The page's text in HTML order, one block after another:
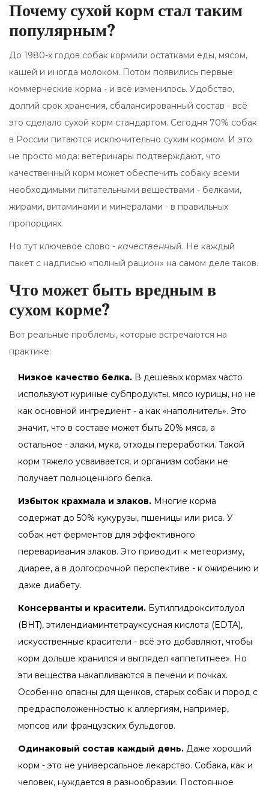
Почему сухой корм стал таким
популярным?
До 1980-х годов собак кормили остатками еды, мясом,
кашей и иногда молоком. Потом появились первые
коммерческие корма - и всё изменилось. Удобство,
долгий срок хранения, сбалансированный состав - всё
это сделало сухой корм стандартом. Сегодня 70% собак
в России питаются исключительно сухим кормом. И это
не просто мода: ветеринары подтверждают, что
качественный корм может обеспечить собаку всеми
необходимыми питательными веществами - белками,
жирами, витаминами и минералами - в правильных
пропорциях.
Но тут ключевое слово - качественный. Не каждый
пакет с надписью «полный рацион» на самом деле таков.
Что может быть вредным в
сухом корме?
Вот реальные проблемы, которые встречаются на
практике:
Низкое качество белка. В дешёвых кормах часто
используют куриные субпродукты, мясо курицы, но не
как основной ингредиент - а как «наполнитель». Это
значит, что в составе может быть 20% мяса, а
остальное - злаки, мука, отходы переработки. Такой
корм тяжело усваивается, и организм собаки не
получает полноценного белка.
Избыток крахмала и злаков. Многие корма
содержат до 50% кукурузы, пшеницы или риса. У
собак нет ферментов для эффективного
переваривания злаков. Это приводит к метеоризму,
диарее, а в долгосрочной перспективе - к ожирению и
даже диабету.
Консерванты и красители. Бутилгидрокситолуол
(BHT), этилендиаминтетрауксусная кислота (EDTA),
искусственные красители - всё это добавляют, чтобы
корм дольше хранился и выглядел «аппетитнее». Но
эти вещества накапливаются в печени и почках.
Особенно опасны для щенков, старых собак и пород с
предрасположенностью к аллергиям, например,
мопсов или французских бульдогов.
Одинаковый состав каждый день. Даже хороший
корм - это не универсальное лекарство. Собака, как и
человек, нуждается в разнообразии. Постоянное